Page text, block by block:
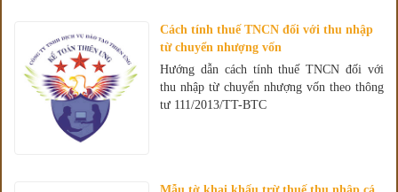
Cách tính thuế TNCN đối với thu nhập
từ chuyển nhượng vốn
Hướng dẫn cách tính thuế TNCN đối với
thu nhập từ chuyển nhượng vốn theo thông
tư 111/2013/TT-BTC